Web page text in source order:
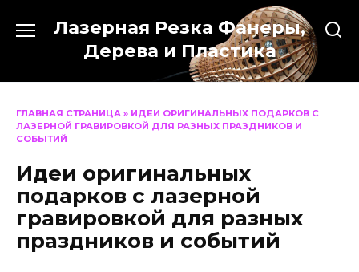
содержанию
Лазерная Резка Фанеры,
Дерева и Пластика
ГЛАВНАЯ СТРАНИЦА » ИДЕИ ОРИГИНАЛЬНЫХ ПОДАРКОВ С
ЛАЗЕРНОЙ ГРАВИРОВКОЙ ДЛЯ РАЗНЫХ ПРАЗДНИКОВ И
СОБЫТИЙ
Идеи оригинальных
подарков с лазерной
гравировкой для разных
праздников и событий